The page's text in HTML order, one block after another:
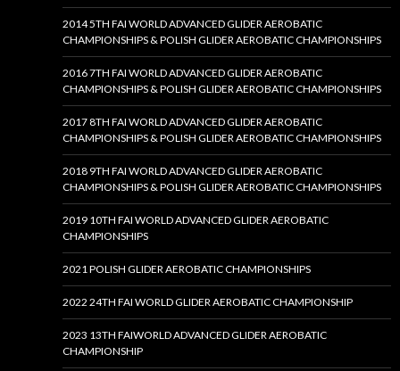
2014 5TH FAI WORLD ADVANCED GLIDER AEROBATIC
CHAMPIONSHIPS & POLISH GLIDER AEROBATIC CHAMPIONSHIPS
2016 7TH FAI WORLD ADVANCED GLIDER AEROBATIC
CHAMPIONSHIPS & POLISH GLIDER AEROBATIC CHAMPIONSHIPS
2017 8TH FAI WORLD ADVANCED GLIDER AEROBATIC
CHAMPIONSHIPS & POLISH GLIDER AEROBATIC CHAMPIONSHIPS
2018 9TH FAI WORLD ADVANCED GLIDER AEROBATIC
CHAMPIONSHIPS & POLISH GLIDER AEROBATIC CHAMPIONSHIPS
2019 10TH FAI WORLD ADVANCED GLIDER AEROBATIC
CHAMPIONSHIPS
2021 POLISH GLIDER AEROBATIC CHAMPIONSHIPS
2022 24TH FAI WORLD GLIDER AEROBATIC CHAMPIONSHIP
2023 13TH FAIWORLD ADVANCED GLIDER AEROBATIC
CHAMPIONSHIP